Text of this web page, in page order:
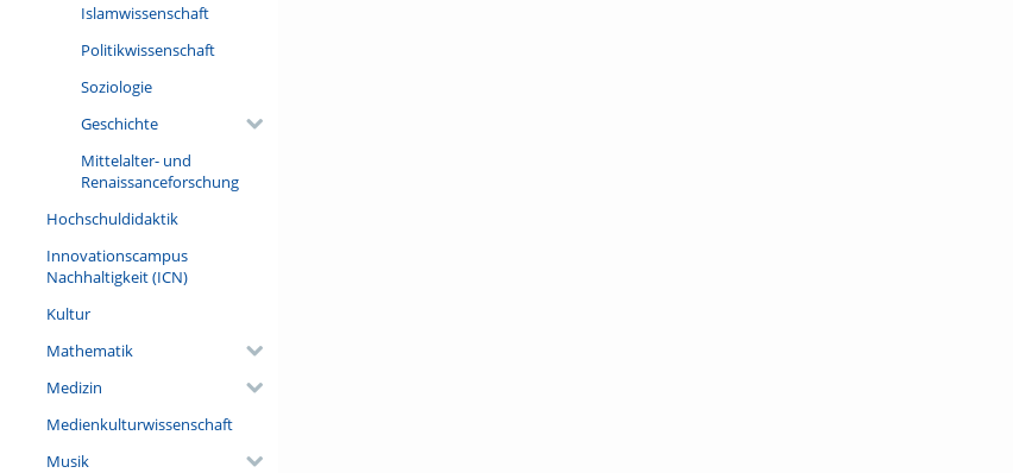
Islamwissenschaft
Politikwissenschaft
Soziologie
Geschichte
Mittelalter- und
Renaissanceforschung
Hochschuldidaktik
Innovationscampus
Nachhaltigkeit (ICN)
Kultur
Mathematik
Medizin
Medienkulturwissenschaft
Musik